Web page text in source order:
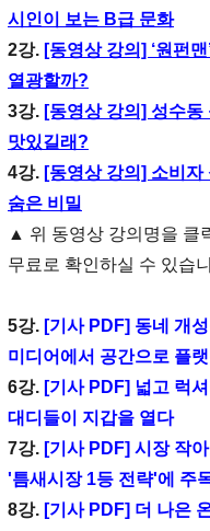
시인이 보는 B급 문화
2강. [동영상 강의] ‘원펀
열광할까?
3강. [동영상 강의] 성수동
맛있길래?
4강. [동영상 강의] 소비자
숨은 비밀
▲ 위 동영상 강의명을 클
무료로 확인하실 수 있습
5강. [기사 PDF] 동네 개
미디어에서 공간으로 플
6강. [기사 PDF] 넓고 럭
대디들이 지갑을 열다
7강. [기사 PDF] 시장 작
'틈새시장 1등 전략'에 주
8강. [기사 PDF] 더 나은